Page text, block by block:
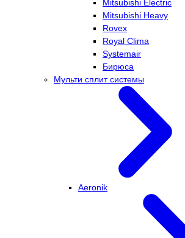
Mitsubishi Electric
Mitsubishi Heavy
Rovex
Royal Clima
Systemair
Бирюса
Мульти сплит системы
Aeronik